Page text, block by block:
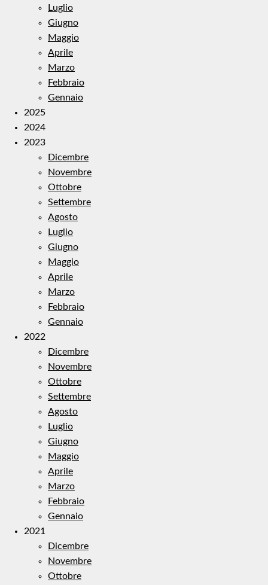
Luglio
Giugno
Maggio
Aprile
Marzo
Febbraio
Gennaio
2025
2024
2023
Dicembre
Novembre
Ottobre
Settembre
Agosto
Luglio
Giugno
Maggio
Aprile
Marzo
Febbraio
Gennaio
2022
Dicembre
Novembre
Ottobre
Settembre
Agosto
Luglio
Giugno
Maggio
Aprile
Marzo
Febbraio
Gennaio
2021
Dicembre
Novembre
Ottobre